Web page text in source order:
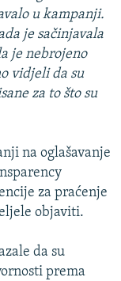
u kampanji.
je sačinjavala
je nebrojeno
vidjeli da su
za to što su
na oglašavanje
za praćenje
objaviti.
da su
prema